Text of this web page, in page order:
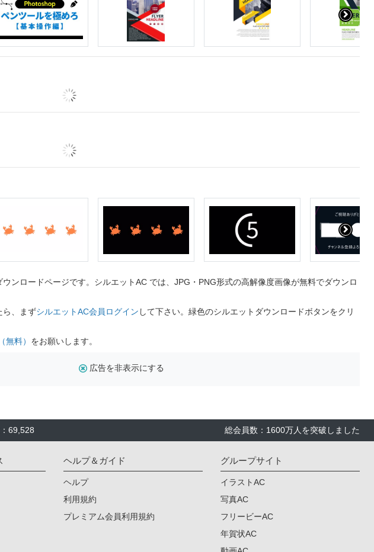
ンロードページです。シルエットAC では、JPG・PNG形式の高解像度画像が無料でダウンロ
ら、まずシルエットAC会員ログイン して下さい。緑色のシルエットダウンロードボタンをクリ
無料） をお願いします。
広告を非表示にする
69,528 総会員数：1600万人を突破しました
ヘルプ＆ガイド
ヘルプ
利用規約
プレミアム会員利用規約
グループサイト
イラストAC
写真AC
フリービーAC
年賀状AC